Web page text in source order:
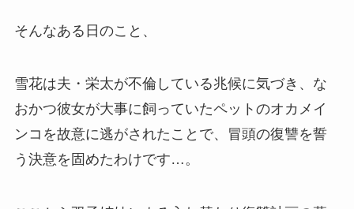
そんなある日のこと、
雪花は夫・栄太が不倫している兆候に気づき、な
おかつ彼女が大事に飼っていたペットのオカメイ
ンコを故意に逃がされたことで、冒頭の復讐を誓
う決意を固めたわけです…。